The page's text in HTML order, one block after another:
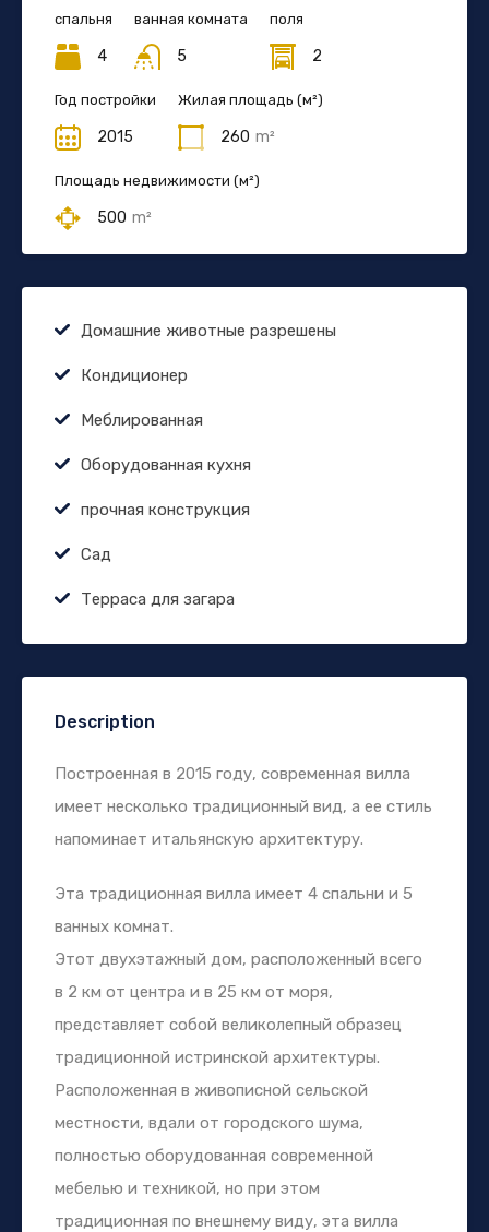
спальня
4
ванная комната
5
поля
2
Год постройки
2015
Жилая площадь (м²)
260 m²
Площадь недвижимости (м²)
500 m²
Домашние животные разрешены
Кондиционер
Меблированная
Оборудованная кухня
прочная конструкция
Сад
Терраса для загара
Description
Построенная в 2015 году, современная вилла
имеет несколько традиционный вид, а ее стиль
напоминает итальянскую архитектуру.
Эта традиционная вилла имеет 4 спальни и 5
ванных комнат.
Этот двухэтажный дом, расположенный всего
в 2 км от центра и в 25 км от моря,
представляет собой великолепный образец
традиционной истринской архитектуры.
Расположенная в живописной сельской
местности, вдали от городского шума,
полностью оборудованная современной
мебелью и техникой, но при этом
традиционная по внешнему виду, эта вилла